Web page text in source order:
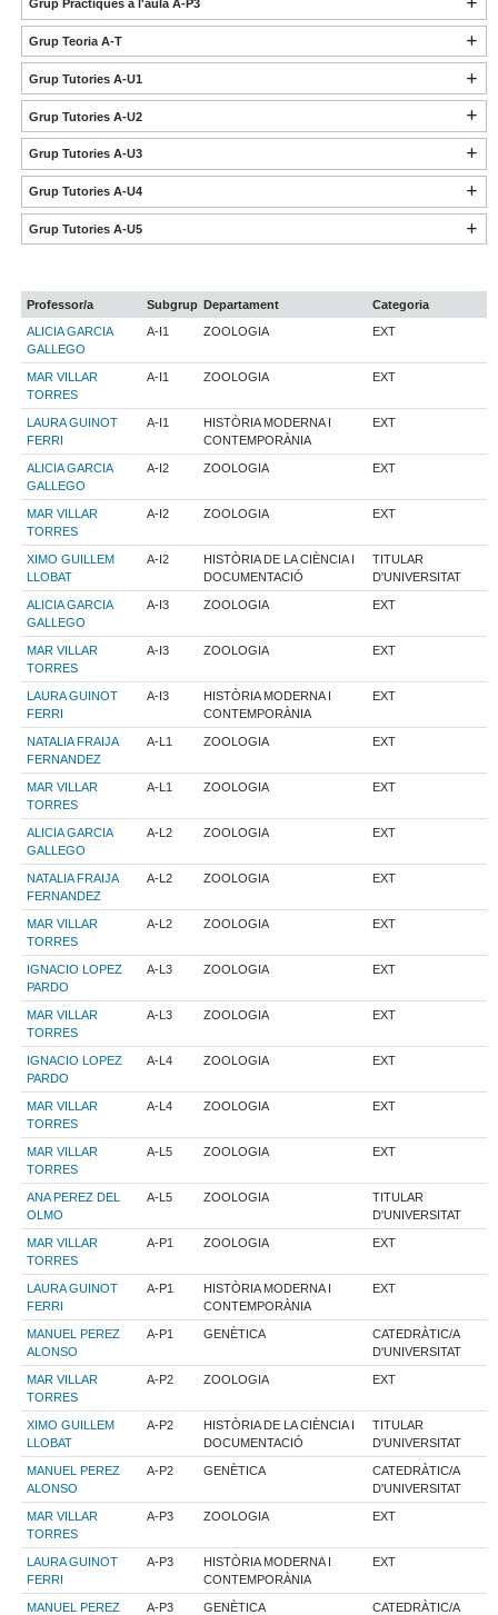
Grup Pràctiques a l'aula A-P3
Grup Teoria A-T
Grup Tutories A-U1
Grup Tutories A-U2
Grup Tutories A-U3
Grup Tutories A-U4
Grup Tutories A-U5
Professor/a Subgrup Departament
Categoria
ALICIA GARCIA
GALLEGO
A-I1 ZOOLOGIA EXT
MAR VILLAR
TORRES
A-I1 ZOOLOGIA EXT
LAURA GUINOT
FERRI
A-I1
HISTÒRIA MODERNA I
CONTEMPORÀNIA
EXT
ALICIA GARCIA
GALLEGO
A-I2 ZOOLOGIA EXT
MAR VILLAR
TORRES
A-I2 ZOOLOGIA EXT
XIMO GUILLEM
LLOBAT
A-I2
HISTÒRIA DE LA CIÈNCIA I
DOCUMENTACIÓ
TITULAR
D'UNIVERSITAT
ALICIA GARCIA
GALLEGO
A-I3 ZOOLOGIA EXT
MAR VILLAR
TORRES
A-I3 ZOOLOGIA EXT
LAURA GUINOT
FERRI
A-I3
HISTÒRIA MODERNA I
CONTEMPORÀNIA
EXT
NATALIA FRAIJA
FERNANDEZ
A-L1 ZOOLOGIA EXT
MAR VILLAR
TORRES
A-L1 ZOOLOGIA EXT
ALICIA GARCIA
GALLEGO
A-L2 ZOOLOGIA EXT
NATALIA FRAIJA
FERNANDEZ
A-L2 ZOOLOGIA EXT
MAR VILLAR
TORRES
A-L2 ZOOLOGIA EXT
IGNACIO LOPEZ
PARDO
A-L3 ZOOLOGIA EXT
MAR VILLAR
TORRES
A-L3 ZOOLOGIA EXT
IGNACIO LOPEZ
PARDO
A-L4 ZOOLOGIA EXT
MAR VILLAR
TORRES
A-L4 ZOOLOGIA EXT
MAR VILLAR
TORRES
A-L5 ZOOLOGIA EXT
ANA PEREZ DEL
OLMO
A-L5 ZOOLOGIA
TITULAR
D'UNIVERSITAT
MAR VILLAR
TORRES
A-P1 ZOOLOGIA EXT
LAURA GUINOT
FERRI
A-P1
HISTÒRIA MODERNA I
CONTEMPORÀNIA
EXT
MANUEL PEREZ
ALONSO
A-P1 GENÈTICA
CATEDRÀTIC/A
D'UNIVERSITAT
MAR VILLAR
TORRES
A-P2 ZOOLOGIA EXT
XIMO GUILLEM
LLOBAT
A-P2
HISTÒRIA DE LA CIÈNCIA I
DOCUMENTACIÓ
TITULAR
D'UNIVERSITAT
MANUEL PEREZ
ALONSO
A-P2 GENÈTICA
CATEDRÀTIC/A
D'UNIVERSITAT
MAR VILLAR
TORRES
A-P3 ZOOLOGIA EXT
LAURA GUINOT
FERRI
A-P3
HISTÒRIA MODERNA I
CONTEMPORÀNIA
EXT
MANUEL PEREZ
A-P3 GENÈTICA
CATEDRÀTIC/A